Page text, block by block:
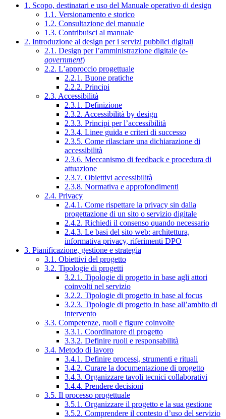
1. Scopo, destinatari e uso del Manuale operativo di design
1.1. Versionamento e storico
1.2. Consultazione del manuale
1.3. Contribuisci al manuale
2. Introduzione al design per i servizi pubblici digitali
2.1. Design per l’amministrazione digitale (e-
government)
2.2. L’approccio progettuale
2.2.1. Buone pratiche
2.2.2. Principi
2.3. Accessibilità
2.3.1. Definizione
2.3.2. Accessibilità by design
2.3.3. Principi per l’accessibilità
2.3.4. Linee guida e criteri di successo
2.3.5. Come rilasciare una dichiarazione di
accessibilità
2.3.6. Meccanismo di feedback e procedura di
attuazione
2.3.7. Obiettivi accessibilità
2.3.8. Normativa e approfondimenti
2.4. Privacy
2.4.1. Come rispettare la privacy sin dalla
progettazione di un sito o servizio digitale
2.4.2. Richiedi il consenso quando necessario
2.4.3. Le basi del sito web: architettura,
informativa privacy, riferimenti DPO
3. Pianificazione, gestione e strategia
3.1. Obiettivi del progetto
3.2. Tipologie di progetti
3.2.1. Tipologie di progetto in base agli attori
coinvolti nel servizio
3.2.2. Tipologie di progetto in base al focus
3.2.3. Tipologie di progetto in base all’ambito di
intervento
3.3. Competenze, ruoli e figure coinvolte
3.3.1. Coordinatore di progetto
3.3.2. Definire ruoli e responsabilità
3.4. Metodo di lavoro
3.4.1. Definire processi, strumenti e rituali
3.4.2. Curare la documentazione di progetto
3.4.3. Organizzare tavoli tecnici collaborativi
3.4.4. Prendere decisioni
3.5. Il processo progettuale
3.5.1. Organizzare il progetto e la sua gestione
3.5.2. Comprendere il contesto d’uso del servizio